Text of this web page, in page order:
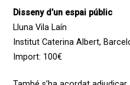
Disseny d’un espai públic
Lluna Vila Laín
Institut Caterina Albert,
Import: 100€